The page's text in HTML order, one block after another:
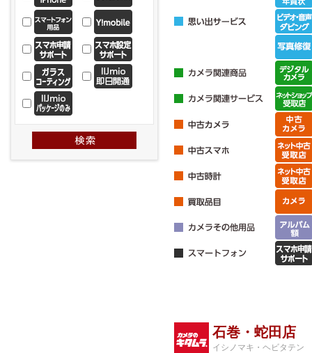
石巻・蛇田店
イシノマキ・ヘビタテン